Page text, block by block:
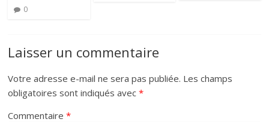
0
Laisser un commentaire
Votre adresse e-mail ne sera pas publiée. Les champs
obligatoires sont indiqués avec*
Commentaire*